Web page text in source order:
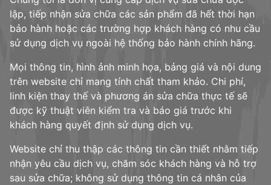
lập, tiếp nhận sửa chữa các sản phẩm đã hết thời hạn
bảo hành hoặc các trường hợp khách hàng có nhu cầu
sử dụng dịch vụ ngoài hệ thống bảo hành chính hãng.
Mọi thông tin, hình ảnh minh họa, bảng giá và nội dung
trên website chỉ mang tính chất tham khảo. Chi phí,
linh kiện thay thế và phương án sửa chữa thực tế sẽ
được kỹ thuật viên kiểm tra và báo giá trước khi
khách hàng quyết định sử dụng dịch vụ.
Website chỉ thu thập các thông tin cần thiết nhằm tiếp
nhận yêu cầu dịch vụ, chăm sóc khách hàng và hỗ trợ
sau sửa chữa; không sử dụng thông tin cá nhân của